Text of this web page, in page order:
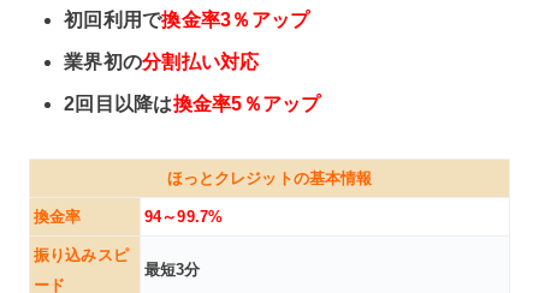
初回利用で換金率3％アップ
業界初の分割払い対応
2回目以降は換金率5％アップ
ほっとクレジットの基本情報
換金率 94～99.7%
振り込みスピ
ード
最短3分